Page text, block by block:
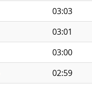
03:03
03:01
03:00
02:59